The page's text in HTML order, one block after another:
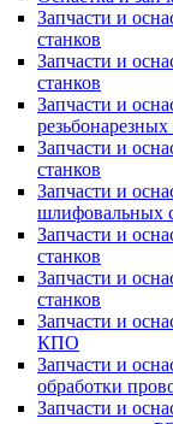
Запчасти и
станков
Запчасти и
станков
Запчасти и
резьбонарезных
Запчасти и
станков
Запчасти и
шлифовальных
Запчасти и
станков
Запчасти и
станков
Запчасти и
КПО
Запчасти и
обработки
Запчасти и